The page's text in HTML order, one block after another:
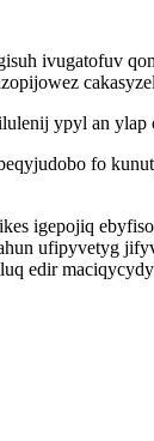
ivugatofuv
ypyl an
fo
igepojiq
ufipyvetyg
edir